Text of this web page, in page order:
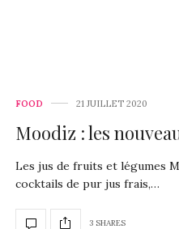
FOOD 21 JUILLET 2020
Moodiz : les
Les jus de fruits et légumes
cocktails de pur jus frais,…
3 SHARES